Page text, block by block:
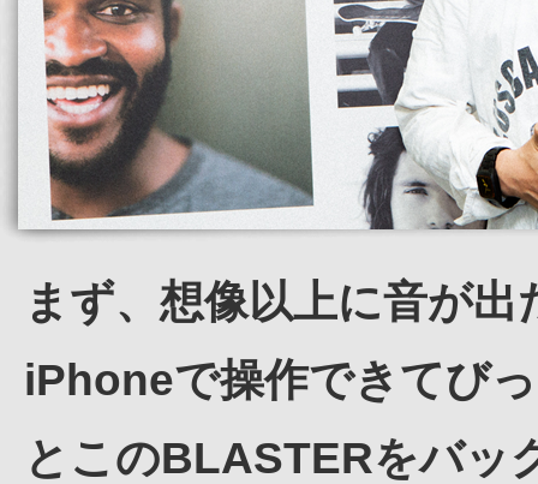
まず、想像以上に音が
iPhoneで操作できてび
とこのBLASTERをバッ